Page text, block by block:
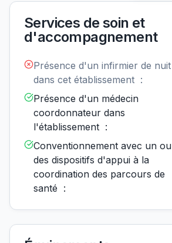
Services de soin et
d'accompagnement
Présence d'un infirmier de nuit
dans cet établissement :
Présence d'un médecin
coordonnateur dans
l'établissement :
Conventionnement avec un ou
des dispositifs d'appui à la
coordination des parcours de
santé :